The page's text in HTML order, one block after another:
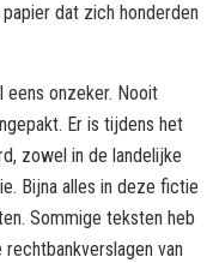
dat zich honderden
eens onzeker. Nooit
Er is tijdens het
zowel in de landelijke
Bijna alles in deze fictie
Sommige teksten heb
van